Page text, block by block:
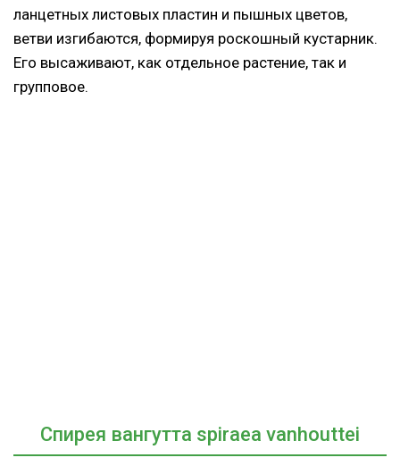
ланцетных листовых пластин и пышных цветов,
ветви изгибаются, формируя роскошный кустарник.
Его высаживают, как отдельное растение, так и
групповое.
Cпирея вангутта spiraea vanhouttei